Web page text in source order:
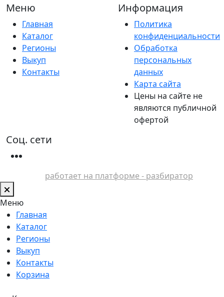
Меню
Главная
Каталог
Регионы
Выкуп
Контакты
Информация
Политика
конфиденциальности
Обработка
персональных
данных
Карта сайта
Цены на сайте не
являются публичной
офертой
Соц. сети
работает на платформе - разбиратор
Меню
Главная
Каталог
Регионы
Выкуп
Контакты
Корзина